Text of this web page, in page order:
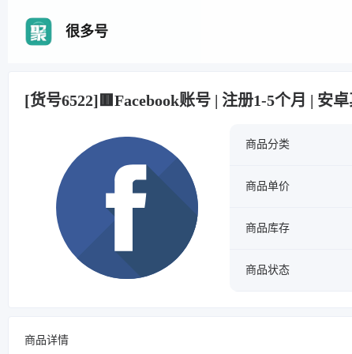
很多号
[货号6522]🟥Facebook账号 | 注册1-5个月 | 安
商品分类
商品单价
商品库存
商品状态
商品详情